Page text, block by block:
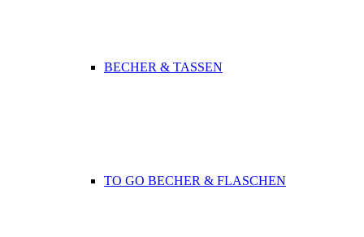
BECHER & TASSEN
TO GO BECHER & FLASCHEN